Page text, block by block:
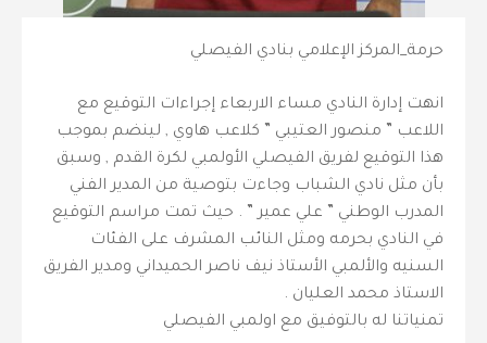
حرمة_المركز الإعلامي بنادي الفيصلي
انهت إدارة النادي مساء الاربعاء إجراءات التوقيع مع
اللاعب ” منصور العتيبي ” كلاعب هاوي , لينضم بموجب
هذا التوقيع لفريق الفيصلي الأولمبي لكرة القدم , وسبق
بأن مثل نادي الشباب وجاءت بتوصية من المدير الفني
المدرب الوطني ” علي عمير ” . حيث تمت مراسم التوقيع
في النادي بحرمه ومثل النائب المشرف على الفئات
السنيه والألمبي الأستاذ نيف ناصر الحميداني ومدير الفريق
الاستاذ محمد العليان .
تمنياتنا له بالتوفيق مع اولمبي الفيصلي